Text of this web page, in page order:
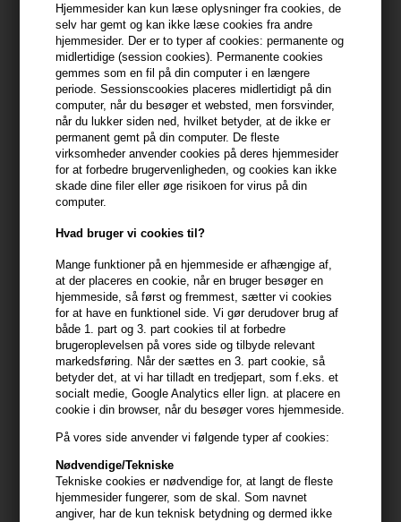
Hjemmesider kan kun læse oplysninger fra cookies, de
selv har gemt og kan ikke læse cookies fra andre
hjemmesider. Der er to typer af cookies: permanente og
midlertidige (session cookies). Permanente cookies
gemmes som en fil på din computer i en længere
periode. Sessionscookies placeres midlertidigt på din
computer, når du besøger et websted, men forsvinder,
når du lukker siden ned, hvilket betyder, at de ikke er
permanent gemt på din computer. De fleste
virksomheder anvender cookies på deres hjemmesider
for at forbedre brugervenligheden, og cookies kan ikke
skade dine filer eller øge risikoen for virus på din
computer.
Hvad bruger vi cookies til?
Mange funktioner på en hjemmeside er afhængige af,
at der placeres en cookie, når en bruger besøger en
hjemmeside, så først og fremmest, sætter vi cookies
for at have en funktionel side. Vi gør derudover brug af
både 1. part og 3. part cookies til at forbedre
brugeroplevelsen på vores side og tilbyde relevant
markedsføring. Når der sættes en 3. part cookie, så
betyder det, at vi har tilladt en tredjepart, som f.eks. et
socialt medie, Google Analytics eller lign. at placere en
cookie i din browser, når du besøger vores hjemmeside.
På vores side anvender vi følgende typer af cookies:
Nødvendige/Tekniske
Tekniske cookies er nødvendige for, at langt de fleste
hjemmesider fungerer, som de skal. Som navnet
angiver, har de kun teknisk betydning og dermed ikke
Du får 9 DKK til dit næste køb når du køber denne vare -
min konto
399,10 DKK FRA GRATIS FRAGT
Beskrivelse Anmeldelser Fabrikant
Mühle Organic After Shave Balm er en aftershave med
håndpresset argan olie, der regenerer, fugter og nærer huden.
Mühle Organic After Shave Balm egenskaber
Denne aftershave balm har en lindrende og beskyttende virkning
på huden, hvilket særligt er vigtigt efter en barbering for at undgå
hudirritation. After Shave Balm indeholder desuden aloe vera,
bisabolol og avocado olie, der modvirker tørhed i huden og
samtidig har en anti-inflammatorisk og beroligende virkning på
huden.
Mühle Organic After Shave Balm er BDIH certificeret økologisk
Størrelse: 100ml
Mühle Shaving